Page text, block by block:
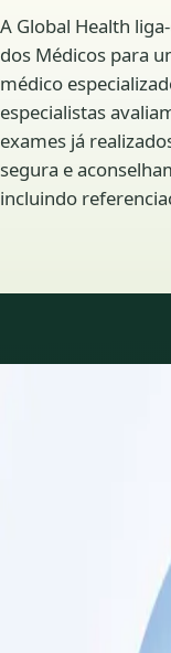
A Global Health
dos Médicos para
médico
especialistas
exames já
segura e
incluindo
Perfis actualizados à